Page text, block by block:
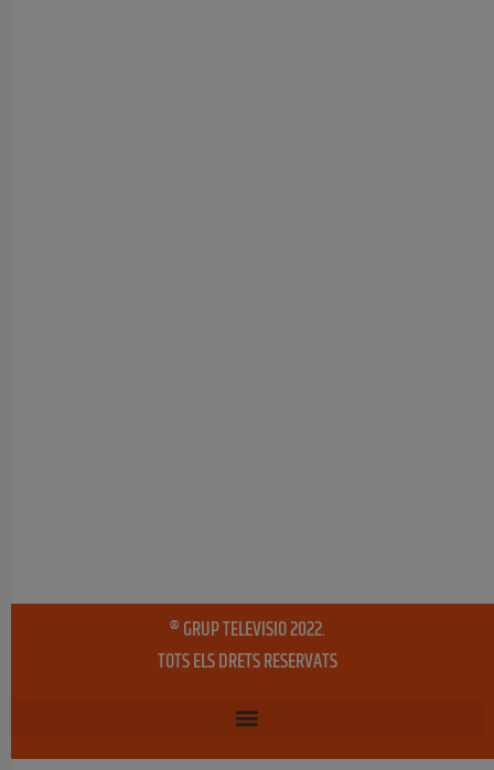
® GRUP TELEVISIO 2022.
TOTS ELS DRETS RESERVATS